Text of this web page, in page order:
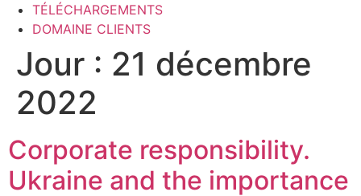
TÉLÉCHARGEMENTS
DOMAINE CLIENTS
Jour : 21 décembre
2022
Corporate responsibility.
Ukraine and the importance